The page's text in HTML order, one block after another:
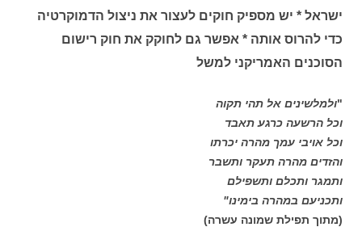
ישראל * יש מספיק חוקים לעצור את ניצול הדמוקרטיה
כדי להרוס אותה * אפשר גם לחוקק את חוק רישום
הסוכנים האמריקני למשל
"ולמלשינים אל תהי תקוה
וכל הרשעה כרגע תאבד
וכל אויבי עמך מהרה יכרתו
והזדים מהרה תעקר ותשבר
ותמגר ותכלם ותשפילם
ותכניעם במהרה בימינו"
(מתוך תפילת שמונה עשרה)